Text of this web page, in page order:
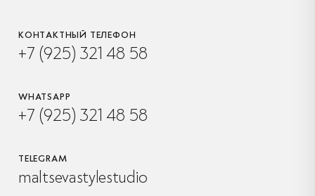
КОНТАКТНЫЙ ТЕЛЕФОН
+7 (925) 321 48 58
WHATSAPP
+7 (925) 321 48 58
TELEGRAM
maltsevastylestudio